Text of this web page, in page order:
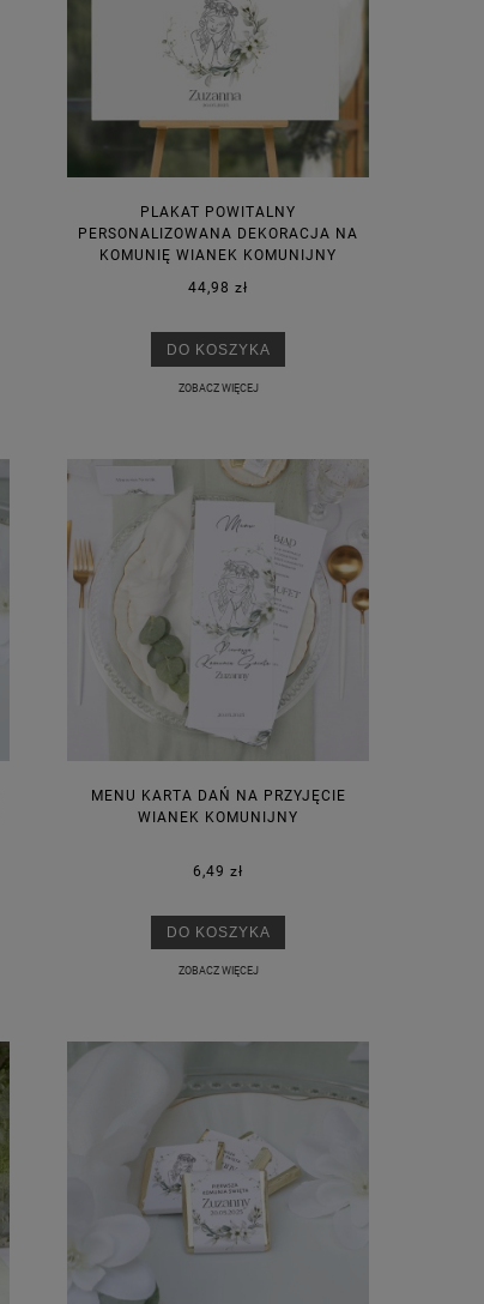
PLAKAT POWITALNY
PERSONALIZOWANA DEKORACJA NA
KOMUNIĘ WIANEK KOMUNIJNY
44,98 zł
DO KOSZYKA
ZOBACZ WIĘCEJ
MENU KARTA DAŃ NA PRZYJĘCIE
WIANEK KOMUNIJNY
6,49 zł
DO KOSZYKA
ZOBACZ WIĘCEJ